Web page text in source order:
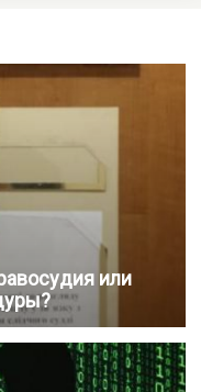
или